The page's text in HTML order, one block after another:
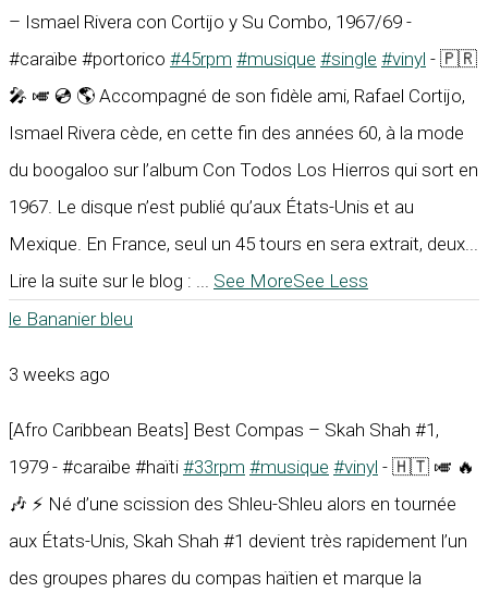
– Ismael Rivera con Cortijo y Su Combo, 1967/69 -
#caraïbe #portorico #45rpm #musique #single #vinyl - 🇵🇷
🎤 🎺 💿 🌎 Accompagné de son fidèle ami, Rafael Cortijo,
Ismael Rivera cède, en cette fin des années 60, à la mode
du boogaloo sur l’album Con Todos Los Hierros qui sort en
1967. Le disque n’est publié qu’aux États-Unis et au
Mexique. En France, seul un 45 tours en sera extrait, deux...
Lire la suite sur le blog : ... See MoreSee Less
le Bananier bleu
3 weeks ago
[Afro Caribbean Beats] Best Compas – Skah Shah #1,
1979 - #caraïbe #haïti #33rpm #musique #vinyl - 🇭🇹 🎺 🔥
🎶 ⚡ Né d’une scission des Shleu-Shleu alors en tournée
aux États-Unis, Skah Shah #1 devient très rapidement l’un
des groupes phares du compas haïtien et marque la